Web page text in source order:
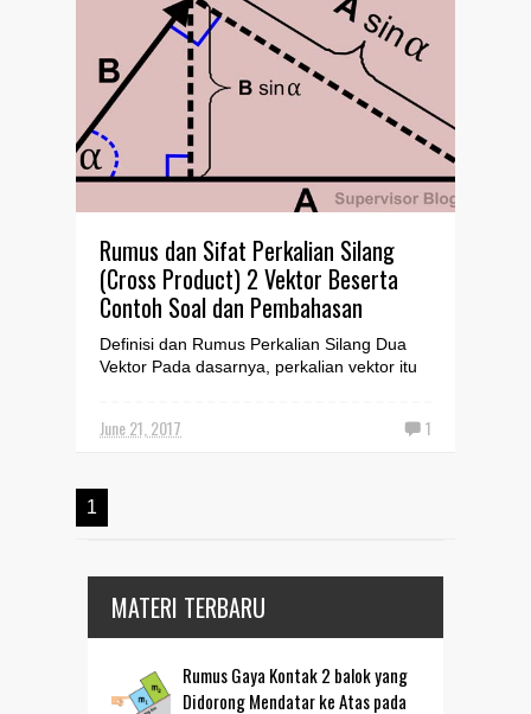
Rumus dan Sifat Perkalian Silang
(Cross Product) 2 Vektor Beserta
Contoh Soal dan Pembahasan
Definisi dan Rumus Perkalian Silang Dua
Vektor Pada dasarnya, perkalian vektor itu
June 21, 2017 1
1
MATERI TERBARU
Rumus Gaya Kontak 2 balok yang
Didorong Mendatar ke Atas pada